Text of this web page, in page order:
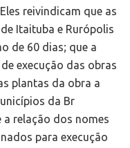
reivindicam que as
Itaituba e Rurópolis
de 60 dias; que a
execução das obras
plantas da obra a
da Br
a relação dos nomes
para execução